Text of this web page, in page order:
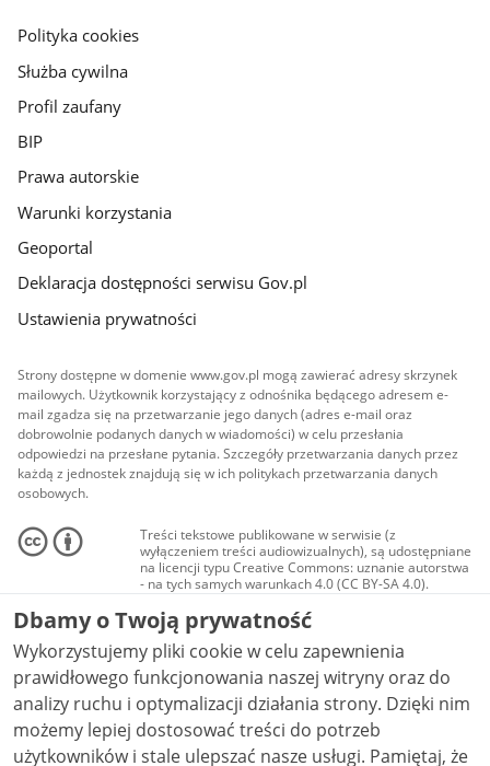
gov.pl
Polityka cookies
Służba cywilna
Profil zaufany
BIP
Prawa autorskie
Warunki korzystania
Geoportal
Deklaracja dostępności serwisu Gov.pl
Ustawienia prywatności
Strony dostępne w domenie www.gov.pl mogą zawierać adresy skrzynek
mailowych. Użytkownik korzystający z odnośnika będącego adresem e-
mail zgadza się na przetwarzanie jego danych (adres e-mail oraz
dobrowolnie podanych danych w wiadomości) w celu przesłania
odpowiedzi na przesłane pytania. Szczegóły przetwarzania danych przez
każdą z jednostek znajdują się w ich politykach przetwarzania danych
osobowych.
Treści tekstowe publikowane w serwisie (z
wyłączeniem treści audiowizualnych), są udostępniane
na licencji typu Creative Commons: uznanie autorstwa
- na tych samych warunkach 4.0 (CC BY-SA 4.0).
Materiały audiowizualne, w tym zdjęcia, materiały
audio i wideo, są udostępniane na licencji typu
Creative Commons: uznanie autorstwa użycie
niekomercyjne - bez utworów zależnych 4.0 (CC BY-
NC-ND 4.0), o ile nie jest to stwierdzone inaczej.
Dbamy o Twoją prywatność
Wykorzystujemy pliki cookie w celu zapewnienia
prawidłowego funkcjonowania naszej witryny oraz do
analizy ruchu i optymalizacji działania strony. Dzięki nim
możemy lepiej dostosować treści do potrzeb
użytkowników i stale ulepszać nasze usługi. Pamiętaj, że